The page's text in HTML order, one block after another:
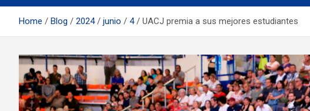
Home Blog 2024 junio 4 UACJ premia a sus mejores estudiantes